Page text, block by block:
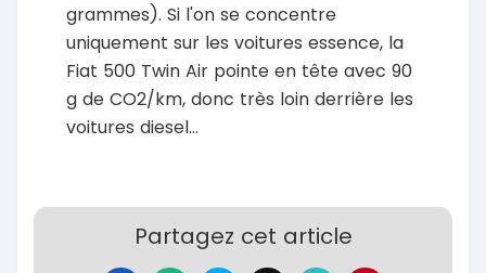
grammes). Si l'on se concentre
uniquement sur les voitures essence, la
Fiat 500 Twin Air pointe en tête avec 90
g de CO2/km, donc très loin derrière les
voitures diesel...
Partagez cet article